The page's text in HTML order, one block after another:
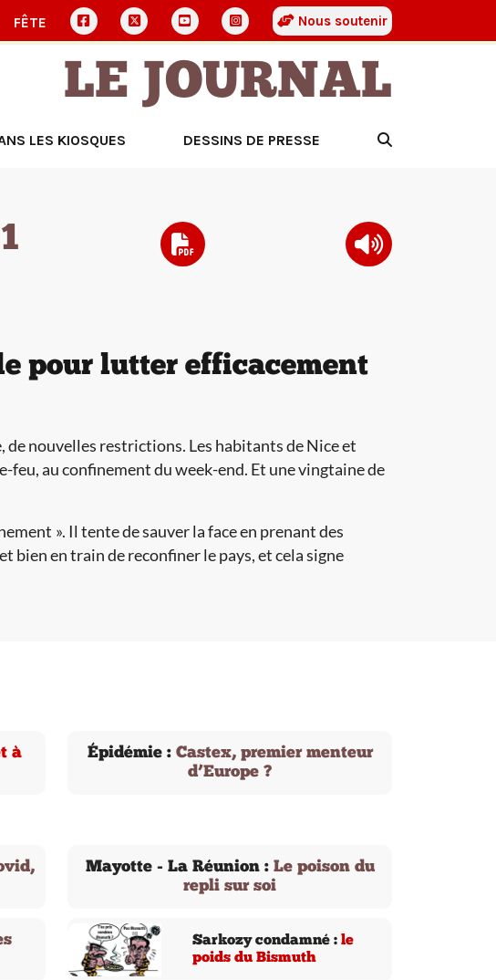
FÊTE Nous soutenir
LE JOURNAL
LES KIOSQUES DESSINS DE PRESSE
pour lutter efficacement
de nouvelles restrictions. Les habitants de Nice et
au confinement du week-end. Et une vingtaine de
». Il tente de sauver la face en prenant des
bien en train de reconfiner le pays, et cela signe
à
Épidémie : Castex, premier menteur
d’Europe ?
Mayotte - La Réunion : Le poison du
repli sur soi
Sarkozy condamné : le
poids du Bismuth